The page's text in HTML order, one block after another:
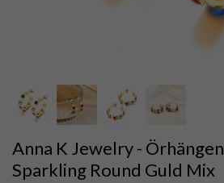
Anna K Jewelry - Örhängen
Sparkling Round Guld Mix